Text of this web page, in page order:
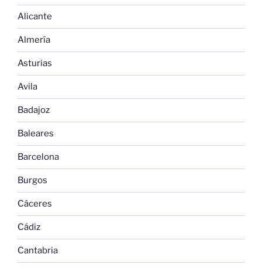
Alicante
Almería
Asturias
Avila
Badajoz
Baleares
Barcelona
Burgos
Cáceres
Cádiz
Cantabria